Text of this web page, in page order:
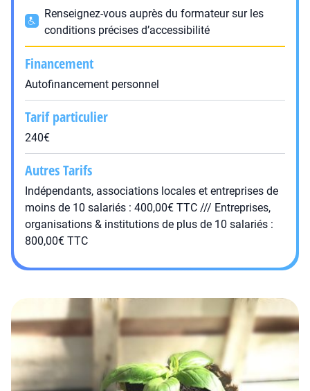
Renseignez-vous auprès du formateur sur les
conditions précises d’accessibilité
Financement
Autofinancement personnel
Tarif particulier
240€
Autres Tarifs
Indépendants, associations locales et entreprises de
moins de 10 salariés : 400,00€ TTC /// Entreprises,
organisations & institutions de plus de 10 salariés :
800,00€ TTC